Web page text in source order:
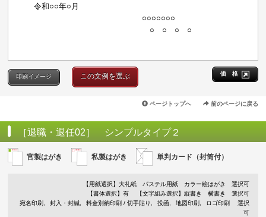
令和○○年○月
○○○○○○○
○ ○ ○ ○
価 格
印刷イメージ この文例を選ぶ
ページトップへ 前のページに戻る
［退職・退任02］ シンプルタイプ２
官製はがき 私製はがき 単判カード（封筒付）
【用紙選択】 大礼紙 パステル用紙 カラー絵はがき
選択可
【書体選択】有
【文字組み選択】縦書き 横書き 選択可
宛名印刷
封入・封緘 料金別納印刷 / 切手貼り 投函 地図印刷 ロゴ印刷
選択
可